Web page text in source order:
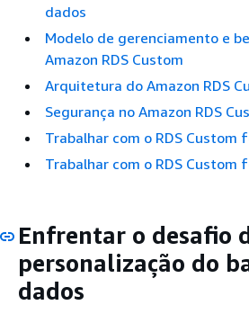
dados
Modelo de gerenciamento e
Amazon RDS Custom
Arquitetura do Amazon RDS
Segurança no Amazon RDS
Trabalhar com o RDS Custom
Trabalhar com o RDS Custom
Enfrentar o desafio
personalização do
dados